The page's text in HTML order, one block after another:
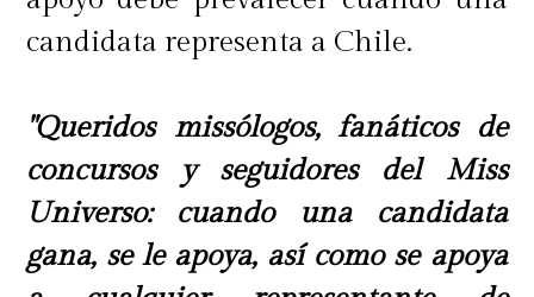
candidata representa a Chile.
"Queridos missólogos, fanáticos de
concursos y seguidores del Miss
Universo: cuando una candidata
gana, se le apoya, así como se apoya